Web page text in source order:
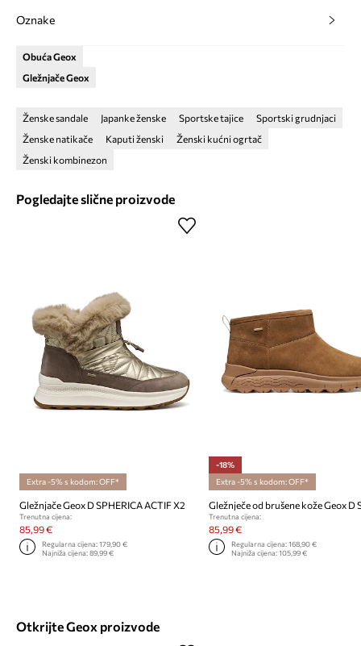
Oznake
Obuća Geox
Gležnjače Geox
Ženske sandale Japanke ženske Sportske tajice
Sportski grudnjaci
Ženske natikače
Kaputi ženski
Ženski kućni ogrtač
Ženski kombinezon
Pogledajte slične proizvode
Extra -5% s kodom: OFF*
Gležnjače Geox D SPHERICA ACTIF X2
Trenutna cijena:
85,99 €
Regularna cijena:179,90 €
Najniža cijena:89,99 €
-18%
Extra -5% s kodom: OFF*
Trenutna cijena:
85,99 €
Regularna cijena: 168,90 €
Najniža cijena: 105,99 €
Otkrijte Geox proizvode